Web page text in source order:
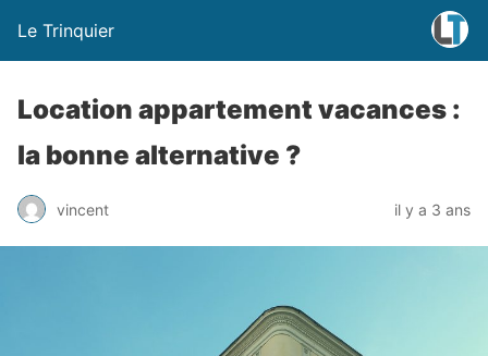
Le Trinquier
Location appartement vacances :
la bonne alternative ?
vincent il y a 3 ans